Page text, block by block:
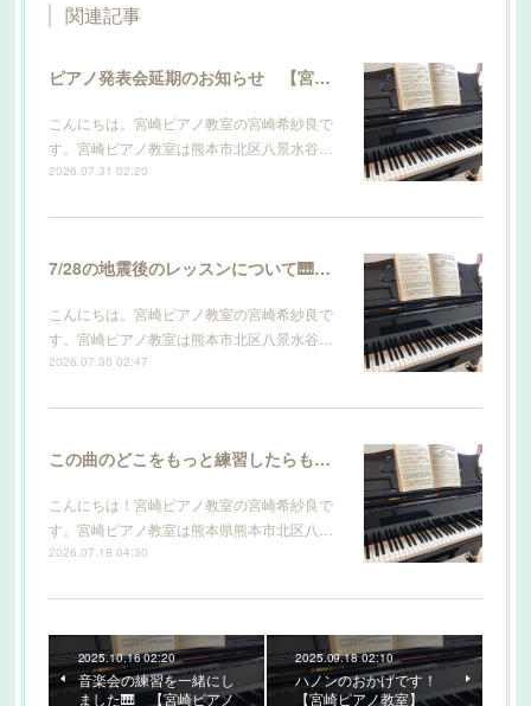
関連記事
ピアノ発表会延期のお知らせ 【宮崎ピアノ教室】
こんにちは。宮崎ピアノ教室の宮崎希紗良で
す。宮崎ピアノ教室は熊本市北区八景水谷…
2026.07.31 02:20
7/28の地震後のレッスンについて🎹 【宮崎ピアノ教室】
こんにちは。宮崎ピアノ教室の宮崎希紗良で
す。宮崎ピアノ教室は熊本市北区八景水谷…
2026.07.30 02:47
この曲のどこをもっと練習したらもっと上手になりますか？ 【宮崎ピアノ教室】
こんにちは！宮崎ピアノ教室の宮崎希紗良で
す。宮崎ピアノ教室は熊本県熊本市北区八…
2026.07.18 04:30
2025.10.16 02:20
音楽会の練習を一緒にし
ました🎹 【宮崎ピアノ
2025.09.18 02:10
ハノンのおかげです！
【宮崎ピアノ教室】